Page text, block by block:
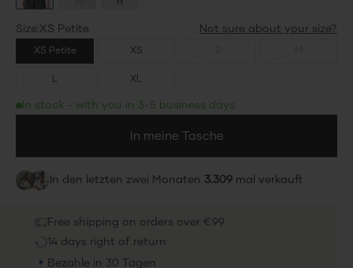
Size
Size:XS Petite
XS Petite XS
L XL
In stock - with you in 3-5 business days
In meine Tasche
In den letzten zwei Monaten 3.309mal verkauft
Free shipping on orders over €99
14 days right of return
Bezahle in 30 Tagen